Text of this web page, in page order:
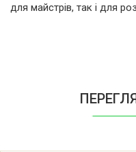
LG V-C7064HEU.*
для майстрів, так і для